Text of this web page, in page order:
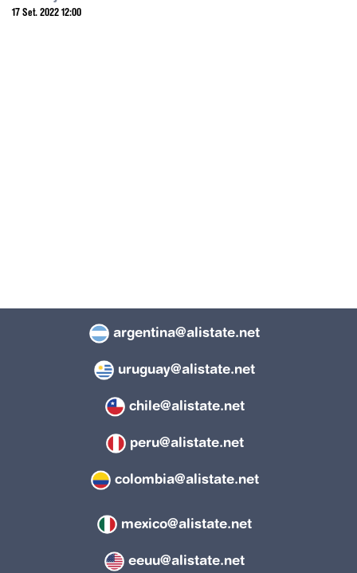
17 Set. 2022 12:00
argentina@alistate.net
uruguay@alistate.net
chile@alistate.net
peru@alistate.net
colombia@alistate.net
mexico@alistate.net
eeuu@alistate.net